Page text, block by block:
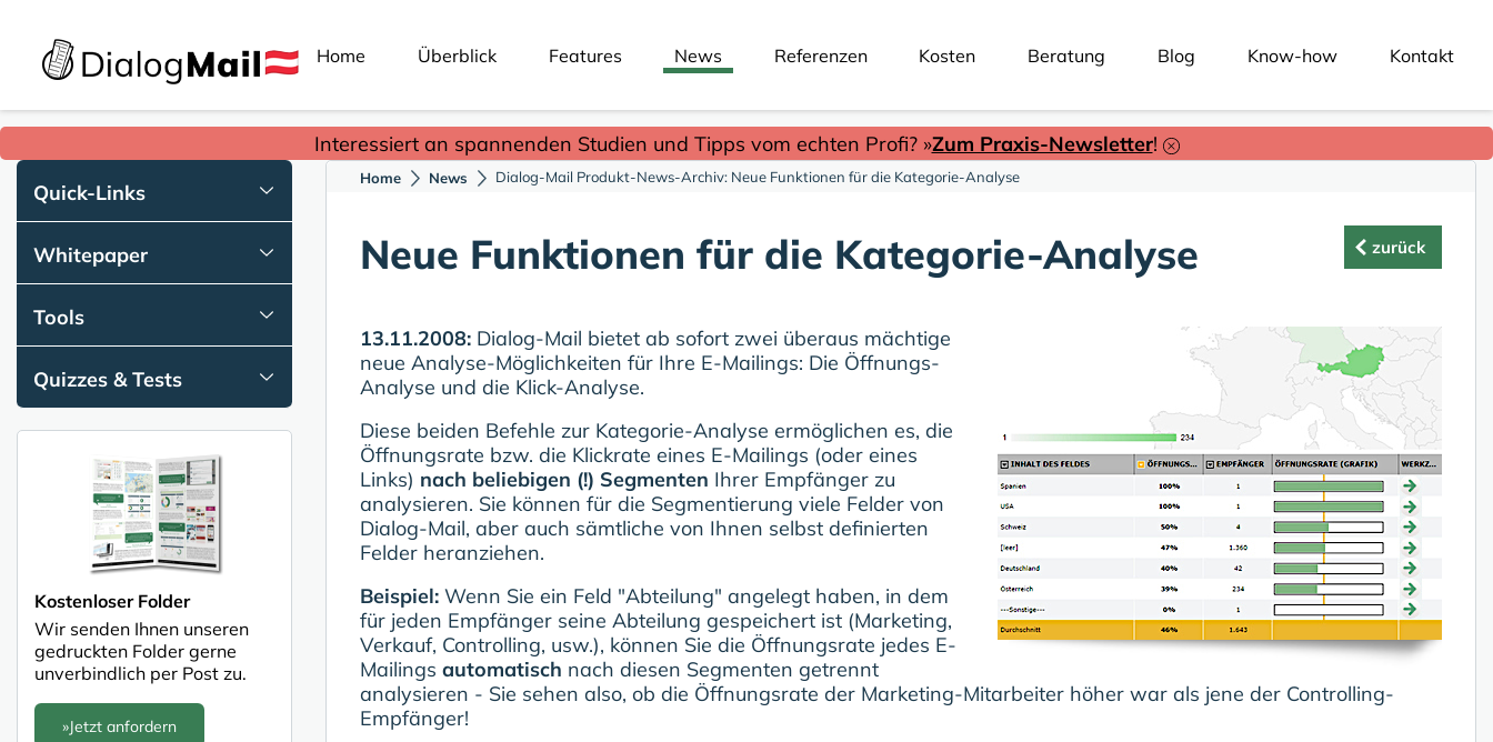
Home Überblick Features News Referenzen Kosten Beratung Blog Know-how Kontakt
Interessiert an spannenden Studien und Tipps vom echten Profi? »Zum Praxis-Newsletter!
Home News Dialog-Mail Produkt-News-Archiv: Neue Funktionen für die Kategorie-Analyse
zurück
Neue Funktionen für die Kategorie-Analyse
13.11.2008: Dialog-Mail bietet ab sofort zwei überaus mächtige
neue Analyse-Möglichkeiten für Ihre E-Mailings: Die Öffnungs-
Analyse und die Klick-Analyse.
Diese beiden Befehle zur Kategorie-Analyse ermöglichen es, die
Öffnungsrate bzw. die Klickrate eines E-Mailings (oder eines
Links) nach beliebigen (!) Segmenten Ihrer Empfänger zu
analysieren. Sie können für die Segmentierung viele Felder von
Dialog-Mail, aber auch sämtliche von Ihnen selbst definierten
Felder heranziehen.
Beispiel: Wenn Sie ein Feld "Abteilung" angelegt haben, in dem
für jeden Empfänger seine Abteilung gespeichert ist (Marketing,
Verkauf, Controlling, usw.), können Sie die Öffnungsrate jedes E-
Mailings automatisch nach diesen Segmenten getrennt
analysieren - Sie sehen also, ob die Öffnungsrate der Marketing-Mitarbeiter höher war als jene der Controlling-
Empfänger!
Quick-Links
Whitepaper
Tools
Quizzes & Tests
Kostenloser Folder
Wir senden Ihnen unseren
gedruckten Folder gerne
unverbindlich per Post zu.
»Jetzt anfordern